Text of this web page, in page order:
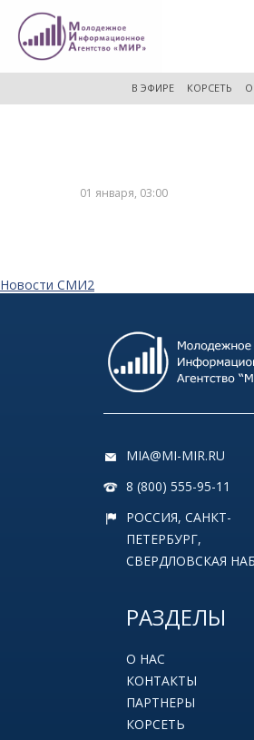
расширенный
В ЭФИРЕ КОРСЕТЬ
01 января, 03:00
Новости СМИ2
MIA@MI-MIR.RU
8 (800) 555-95-11
РОССИЯ, САНКТ-
ПЕТЕРБУРГ,
СВЕРДЛОВСКАЯ
РАЗДЕЛЫ
О НАС
КОНТАКТЫ
ПАРТНЕРЫ
КОРСЕТЬ